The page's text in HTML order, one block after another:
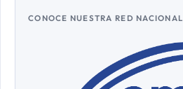
CONOCE NUESTRA RED NACIONAL